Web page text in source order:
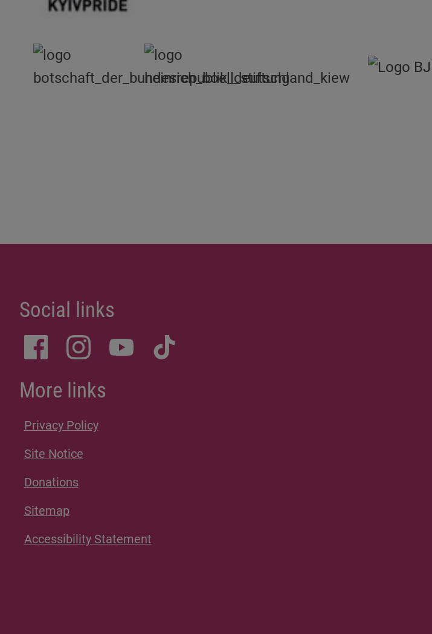
Social links
More links
Privacy Policy
Site Notice
Donations
Sitemap
Accessibility Statement